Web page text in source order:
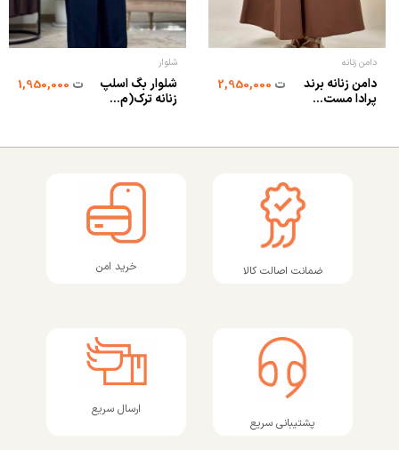
دامن زنانه
دامن زنانه برند
پرادا مست...
ت2,950,000
شلوار
شلوار بگ اسلپ
زنانه ترک(م...
ت1,950,000
ضمانت اصالت کالا خرید امن
پشتیبانی سریع
ارسال سریع